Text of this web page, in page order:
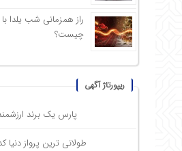
راز همزمانی شب یلدا
چیست؟
ریپورتاژ آگهی
پارس یک برند
طولانی ترین پرواز دنیا